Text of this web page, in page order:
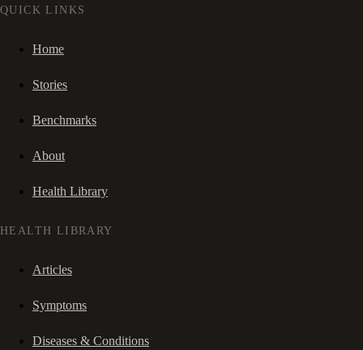
QUICK LINKS
Home
Stories
Benchmarks
About
Health Library
HEALTH LIBRARY
Articles
Symptoms
Diseases & Conditions